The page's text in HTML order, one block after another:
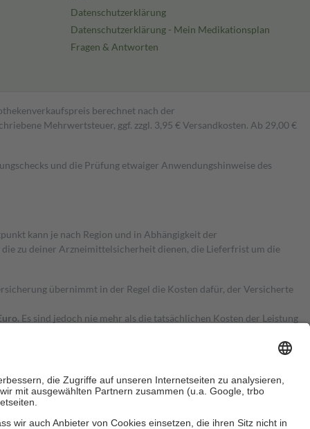
Datenschutzerklärung
Datenschutzerklärung - Mein Medikationsplan
Fragen & Antworten
berechnet nach der
Mehrwertsteuer, ggf. zzgl. 3,95 € Versandkosten. Ab 29,00 €
und die Prüfung etwaiger Anwendungshinweise des
kann je nach Region und in Abhängigkeit der
zu deiner Arzneimittelsicherheit dienen, die Lieferfrist um die
übernimmt in der Regel die Kosten dafür, der Versicherte
Es sind jedoch nie mehr als die tatsächlichen Kosten der Leistung
Zuzahlungen an bei: